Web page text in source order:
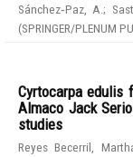
Sánchez‑Paz, A.;
(SPRINGER/PLENUM
Cyrtocarpa
Almaco Jack
studies
Reyes Becerril,